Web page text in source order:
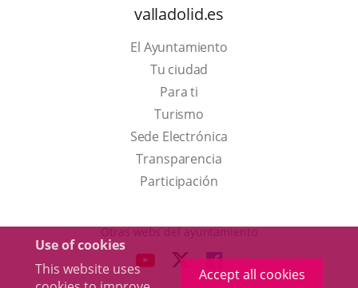
Use of cookies
This website uses
Accept all cookies
valladolid.es
El Ayuntamiento
Tu ciudad
Para ti
TurismoThis
link
will
open
a
up
Sede Electrónica
Transparencia
Participación
Otras webs del ayuntamiento
LINK LINK
TO
LINK
TO